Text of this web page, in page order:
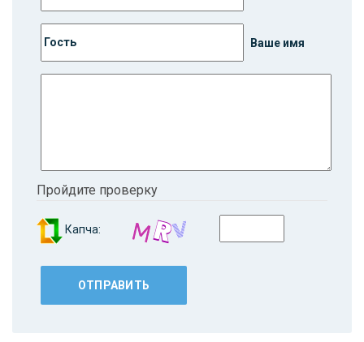
Ваше имя
Пройдите проверку
Капча: